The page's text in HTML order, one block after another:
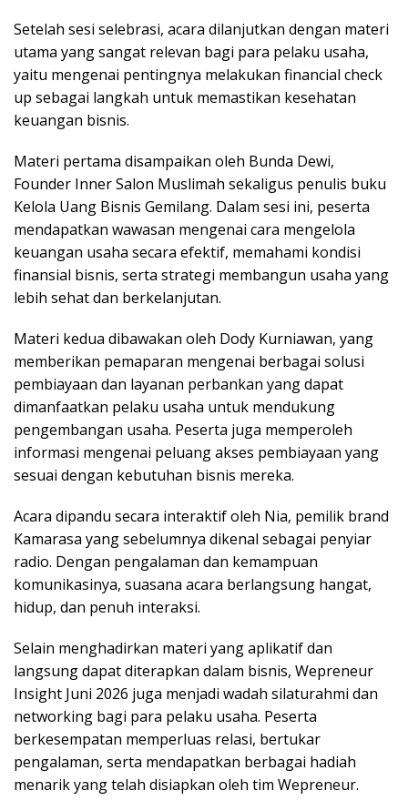
Setelah sesi selebrasi, acara dilanjutkan dengan materi
utama yang sangat relevan bagi para pelaku usaha,
yaitu mengenai pentingnya melakukan financial check
up sebagai langkah untuk memastikan kesehatan
keuangan bisnis.
Materi pertama disampaikan oleh Bunda Dewi,
Founder Inner Salon Muslimah sekaligus penulis buku
Kelola Uang Bisnis Gemilang. Dalam sesi ini, peserta
mendapatkan wawasan mengenai cara mengelola
keuangan usaha secara efektif, memahami kondisi
finansial bisnis, serta strategi membangun usaha yang
lebih sehat dan berkelanjutan.
Materi kedua dibawakan oleh Dody Kurniawan, yang
memberikan pemaparan mengenai berbagai solusi
pembiayaan dan layanan perbankan yang dapat
dimanfaatkan pelaku usaha untuk mendukung
pengembangan usaha. Peserta juga memperoleh
informasi mengenai peluang akses pembiayaan yang
sesuai dengan kebutuhan bisnis mereka.
Acara dipandu secara interaktif oleh Nia, pemilik brand
Kamarasa yang sebelumnya dikenal sebagai penyiar
radio. Dengan pengalaman dan kemampuan
komunikasinya, suasana acara berlangsung hangat,
hidup, dan penuh interaksi.
Selain menghadirkan materi yang aplikatif dan
langsung dapat diterapkan dalam bisnis, Wepreneur
Insight Juni 2026 juga menjadi wadah silaturahmi dan
networking bagi para pelaku usaha. Peserta
berkesempatan memperluas relasi, bertukar
pengalaman, serta mendapatkan berbagai hadiah
menarik yang telah disiapkan oleh tim Wepreneur.